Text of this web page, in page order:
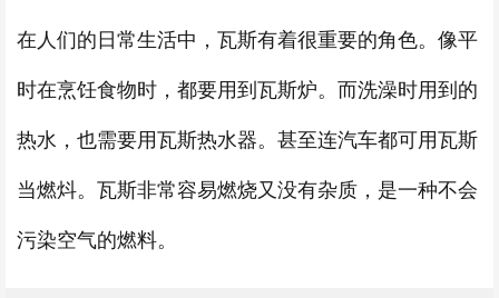
在人们的日常生活中，瓦斯有着很重要的角色。像平
时在烹饪食物时，都要用到瓦斯炉。而洗澡时用到的
热水，也需要用瓦斯热水器。甚至连汽车都可用瓦斯
当燃炓。瓦斯非常容易燃烧又没有杂质，是一种不会
污染空气的燃料。